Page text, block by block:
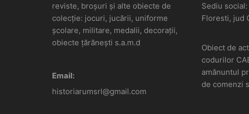
reviste, broșuri și alte obiecte de
colecție: jocuri, jucării, uniforme
școlare, militare, medalii, decorații,
obiecte țărănești s.a.m.d
Email:
historiarumsrl@gmail.com
Sediu
Floresti, jud
Obiect de
codurilor
amănuntul
de comenzi